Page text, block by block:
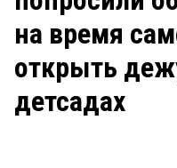
НОВОСТИ КОМПАНИЙ
СТИЛЬ ЖИЗНИ
на время
открыть
детсадах